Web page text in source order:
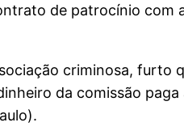
de patrocínio com
criminosa, furto
da comissão paga